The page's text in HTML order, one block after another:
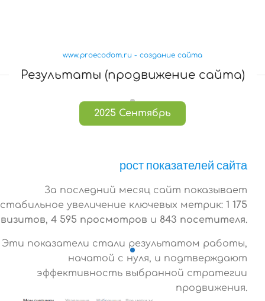
www.proecodom.ru - создание сайта
Результаты (продвижение сайта)
2025 Сентябрь
рост показателей сайта
За последний месяц сайт показывает
стабильное увеличение ключевых метрик: 1 175
визитов, 4 595 просмотров и 843 посетителя.
Эти показатели стали результатом работы,
начатой с нуля, и подтверждают
эффективность выбранной стратегии
продвижения.